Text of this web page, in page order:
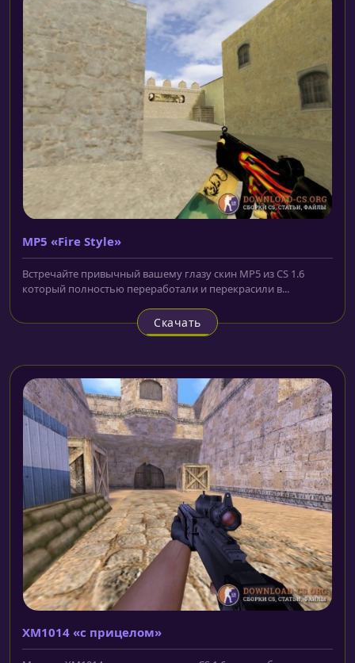
MP5 «Fire Style»
Встречайте привычный вашему глазу скин MP5 из CS 1.6
который полностью переработали и перекрасили в...
Скачать
XM1014 «с прицелом»